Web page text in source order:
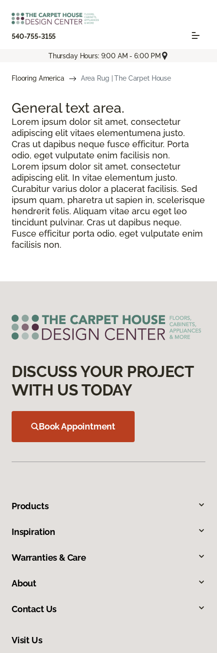
540-755-3155
Thursday Hours: 9:00 AM - 6:00 PM
Flooring America Area Rug | The Carpet House
General text area.
Lorem ipsum dolor sit amet, consectetur
adipiscing elit vitaes elementumena justo.
Cras ut dapibus neque fusce efficitur. Porta
odio, eget vulputate enim facilisis non.
Lorem ipsum dolor sit amet, consectetur
adipiscing elit. In vitae elementum justo.
Curabitur varius dolor a placerat facilisis. Sed
ipsum quam, pharetra ut sapien in, scelerisque
hendrerit felis. Aliquam vitae arcu eget leo
tincidunt pulvinar. Cras ut dapibus neque.
Fusce efficitur porta odio, eget vulputate enim
facilisis non.
DISCUSS YOUR PROJECT
WITH US TODAY
Book Appointment
Products
Inspiration
Warranties & Care
About
Contact Us
Visit Us